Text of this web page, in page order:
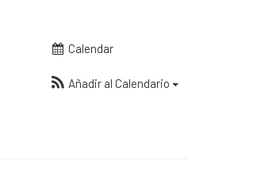
Calendar
Añadir al Calendario